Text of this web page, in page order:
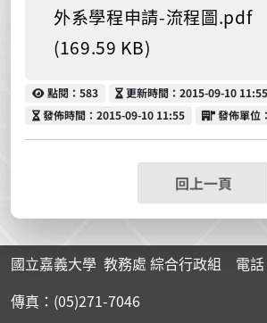
外系學程申請-流程圖.pdf
(169.59 KB)
點閱
點閱：583 更新時間
更新時間：2015-09-10 11:55
發佈時間
發佈時間：2015-09-10 11:55 發佈單位
發佈單位
回上一頁
國立嘉義大學 教務處 綜合行政組 電
傳真：(05)271-7046